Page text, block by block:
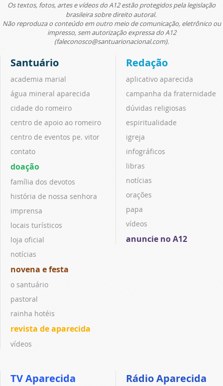
Os textos, fotos, artes e vídeos do A12 estão protegidos pela legislação
brasileira sobre direito autoral.
Não reproduza o conteúdo em outro meio de comunicação, eletrônico ou
impresso, sem autorização expressa do A12
(faleconosco@santuarionacional.com).
Santuário
academia marial
água mineral aparecida
cidade do romeiro
centro de apoio ao romeiro
centro de eventos pe. vitor
contato
doação
família dos devotos
história de nossa senhora
imprensa
locais turísticos
loja oficial
notícias
novena e festa
o santuário
pastoral
rainha hotéis
revista de aparecida
vídeos
Redação
aplicativo aparecida
campanha da fraternidade
dúvidas religiosas
espiritualidade
igreja
infográficos
libras
notícias
orações
papa
vídeos
anuncie no A12
TV Aparecida Rádio Aparecida